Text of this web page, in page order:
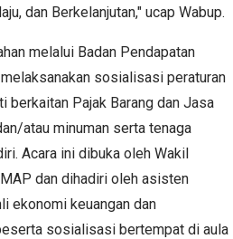
dan Berkelanjutan," ucap Wabup.
melalui Badan Pendapatan
sosialisasi peraturan
berkaitan Pajak Barang dan Jasa
atau minuman serta tenaga
Acara ini dibuka oleh Wakil
dan dihadiri oleh asisten
ekonomi keuangan dan
sosialisasi bertempat di aula